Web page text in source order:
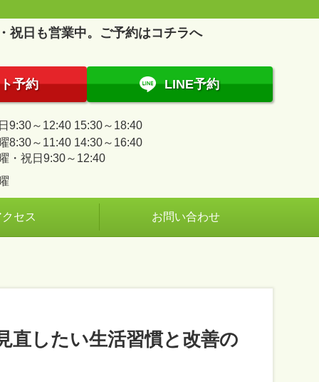
祝日も営業中。ご予約はコチラへ
予約 LINE予約
9:30～12:40 15:30～18:40
8:30～11:40 14:30～16:40
・祝日9:30～12:40
セス お問い合わせ
直したい生活習慣と改善の